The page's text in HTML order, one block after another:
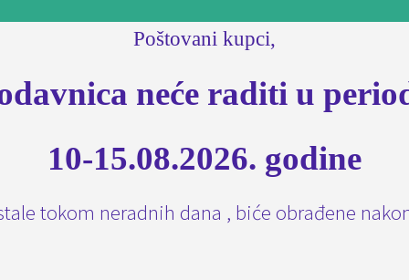
Poštovani kupci,
neće raditi u
10-15.08.2026. godine
tokom neradnih dana , biće obrađene